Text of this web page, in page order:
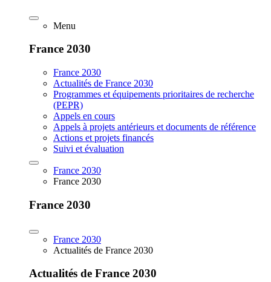
Menu
France 2030
France 2030
Actualités de France 2030
Programmes et équipements prioritaires de recherche
(PEPR)
Appels en cours
Appels à projets antérieurs et documents de référence
Actions et projets financés
Suivi et évaluation
France 2030
France 2030
France 2030
France 2030
Actualités de France 2030
Actualités de France 2030